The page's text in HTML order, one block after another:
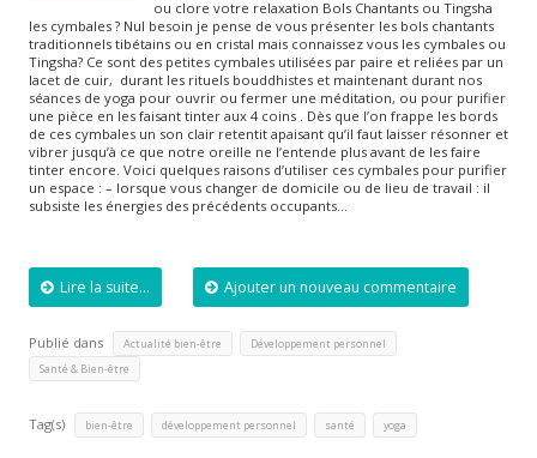
ou clore votre relaxation Bols Chantants ou Tingsha
les cymbales ? Nul besoin je pense de vous présenter les bols chantants
traditionnels tibétains ou en cristal mais connaissez vous les cymbales ou
Tingsha? Ce sont des petites cymbales utilisées par paire et reliées par un
lacet de cuir, durant les rituels bouddhistes et maintenant durant nos
séances de yoga pour ouvrir ou fermer une méditation, ou pour purifier
une pièce en les faisant tinter aux 4 coins . Dès que l’on frappe les bords
de ces cymbales un son clair retentit apaisant qu’il faut laisser résonner et
vibrer jusqu’à ce que notre oreille ne l’entende plus avant de les faire
tinter encore. Voici quelques raisons d’utiliser ces cymbales pour purifier
un espace : – lorsque vous changer de domicile ou de lieu de travail : il
subsiste les énergies des précédents occupants…
Lire la suite... Ajouter un nouveau commentaire
Publié dans Actualité bien-être Développement personnel
Santé & Bien-être
Tag(s) bien-être développement personnel santé yoga